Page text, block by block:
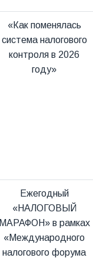
«Как поменялась
система налогового
контроля в 2026
году»
Ежегодный
«НАЛОГОВЫЙ
МАРАФОН» в рамках
«Международного
налогового форума